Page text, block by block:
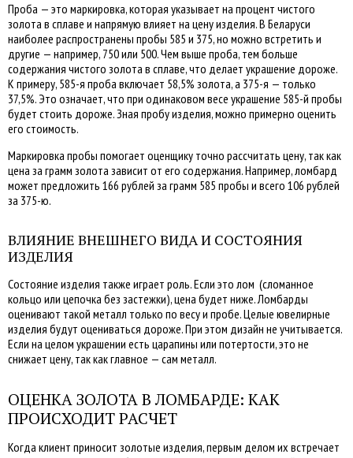
Проба — это маркировка, которая указывает на процент чистого
золота в сплаве и напрямую влияет на цену изделия. В Беларуси
наиболее распространены пробы 585 и 375, но можно встретить и
другие — например, 750 или 500. Чем выше проба, тем больше
содержания чистого золота в сплаве, что делает украшение дороже.
К примеру, 585-я проба включает 58,5% золота, а 375-я — только
37,5%. Это означает, что при одинаковом весе украшение 585-й пробы
будет стоить дороже. Зная пробу изделия, можно примерно оценить
его стоимость.
Маркировка пробы помогает оценщику точно рассчитать цену, так как
цена за грамм золота зависит от его содержания. Например, ломбард
может предложить 166 рублей за грамм 585 пробы и всего 106 рублей
за 375-ю.
ВЛИЯНИЕ ВНЕШНЕГО ВИДА И СОСТОЯНИЯ
ИЗДЕЛИЯ
Состояние изделия также играет роль. Если это лом (сломанное
кольцо или цепочка без застежки), цена будет ниже. Ломбарды
оценивают такой металл только по весу и пробе. Целые ювелирные
изделия будут оцениваться дороже. При этом дизайн не учитывается.
Если на целом украшении есть царапины или потертости, это не
снижает цену, так как главное — сам металл.
ОЦЕНКА ЗОЛОТА В ЛОМБАРДЕ: КАК
ПРОИСХОДИТ РАСЧЕТ
Когда клиент приносит золотые изделия, первым делом их встречает